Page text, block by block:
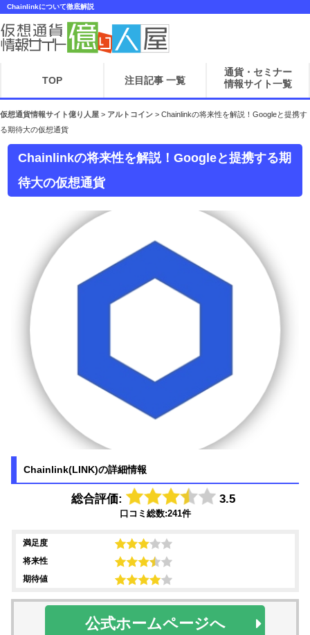
Chainlinkについて徹底解説
TOP 注目記事 一覧
通貨・セミナー
情報サイト一覧
仮想通貨情報サイト億り人屋 > アルトコイン > Chainlinkの将来性を解説！Googleと提携す
る期待大の仮想通貨
Chainlinkの将来性を解説！Googleと提携する期
待大の仮想通貨
Chainlink(LINK)の詳細情報
総合評価: 3.5
口コミ総数:241件
満足度
将来性
期待値
公式ホームページへ